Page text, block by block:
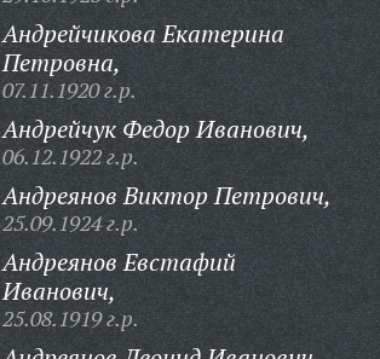
Андрейчикова Екатерина
Петровна,
07.11.1920 г.р.
Андрейчук Федор Иванович,
06.12.1922 г.р.
Андреянов Виктор Петрович,
25.09.1924 г.р.
Андреянов Евстафий
Иванович,
25.08.1919 г.р.